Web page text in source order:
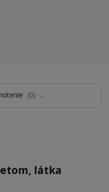
0
látka